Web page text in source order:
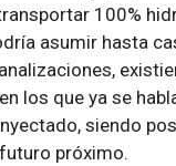
100%
asumir hasta
los que ya se
siendo
próximo.